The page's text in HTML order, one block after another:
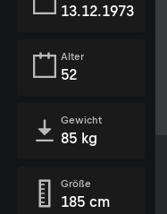
13.12.1973
Alter
52
Gewicht
85 kg
Größe
185 cm